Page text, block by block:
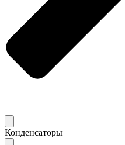
Конденсаторы